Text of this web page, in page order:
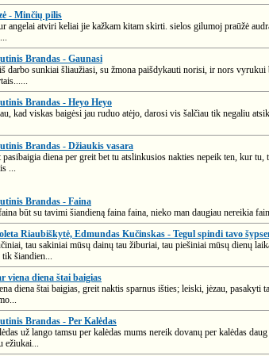
- Minčių pilis
angelai atviri keliai jie kažkam kitam skirti. sielos gilumoj praūžė
Brandas - Gaunasi
darbo sunkiai šliaužiasi, su žmona paišdykauti norisi, ir nors
Brandas - Heyo Heyo
kad viskas baigėsi jau ruduo atėjo, darosi vis šalčiau tik negaliu
Brandas - Džiaukis vasara
pasibaigia diena per greit bet tu atslinkusios nakties nepeik ten, kur
...
Brandas - Faina
būt su tavimi šiandieną faina faina, nieko man daugiau nereikia
Riaubiškytė, Edmundas Kučinskas - Tegul spindi tavo
tau sakiniai mūsų dainų tau žiburiai, tau piešiniai mūsų dienų
tik šiandien...
viena diena štai baigias
diena štai baigias, greit naktis sparnus išties; leiski, jėzau, pasakyti
Brandas - Per Kalėdas
už lango tamsu per kalėdas mums nereik dovanų per kalėdas
ežiukai...